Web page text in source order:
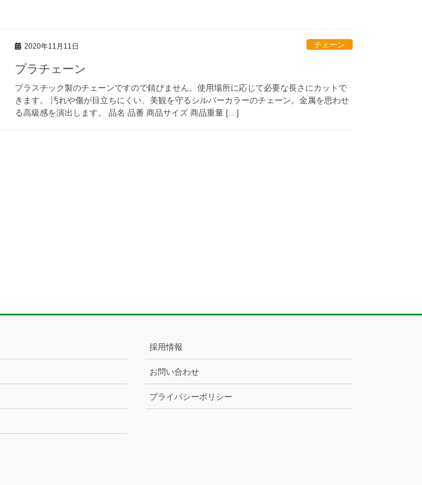
2020年11月11日 チェーン
プラチェーン
プラスチック製のチェーンですので錆びません。使用場所に応じて必要な長さにカットで
きます。 汚れや傷が目立ちにくい、美観を守るシルバーカラーのチェーン。金属を思わせ
る高級感を演出します。 品名 品番 商品サイズ 商品重量 […]
採用情報
お問い合わせ
プライバシーポリシー